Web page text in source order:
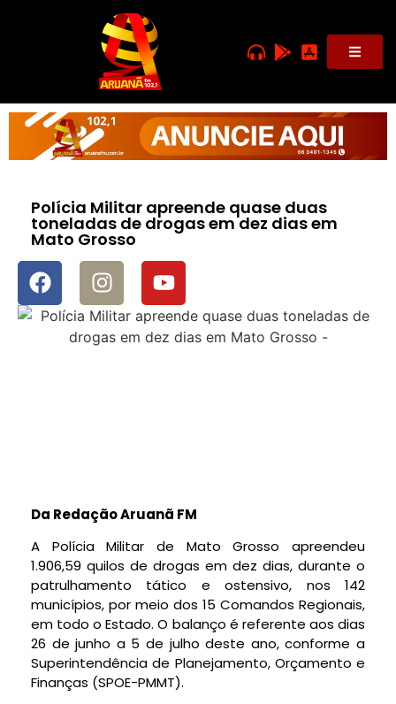
Polícia Militar apreende quase duas
toneladas de drogas em dez dias em
Mato Grosso
Da Redação Aruanã FM
A Polícia Militar de Mato Grosso apreendeu
1.906,59 quilos de drogas em dez dias, durante o
patrulhamento tático e ostensivo, nos 142
municípios, por meio dos 15 Comandos Regionais,
em todo o Estado. O balanço é referente aos dias
26 de junho a 5 de julho deste ano, conforme a
Superintendência de Planejamento, Orçamento e
Finanças (SPOE-PMMT).